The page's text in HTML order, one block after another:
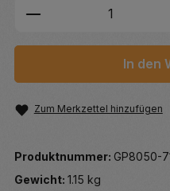
Produkt Anzahl:
In den
Zum Merkzettel hinzufügen
Produktnummer: GP8050-
Gewicht: 1.15 kg